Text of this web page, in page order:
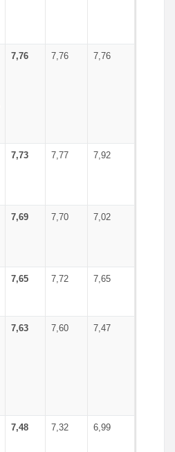
7,76 7,76 7,76
7,73 7,77 7,92
7,69 7,70 7,02
7,65 7,72 7,65
7,63 7,60 7,47
7,48 7,32 6,99